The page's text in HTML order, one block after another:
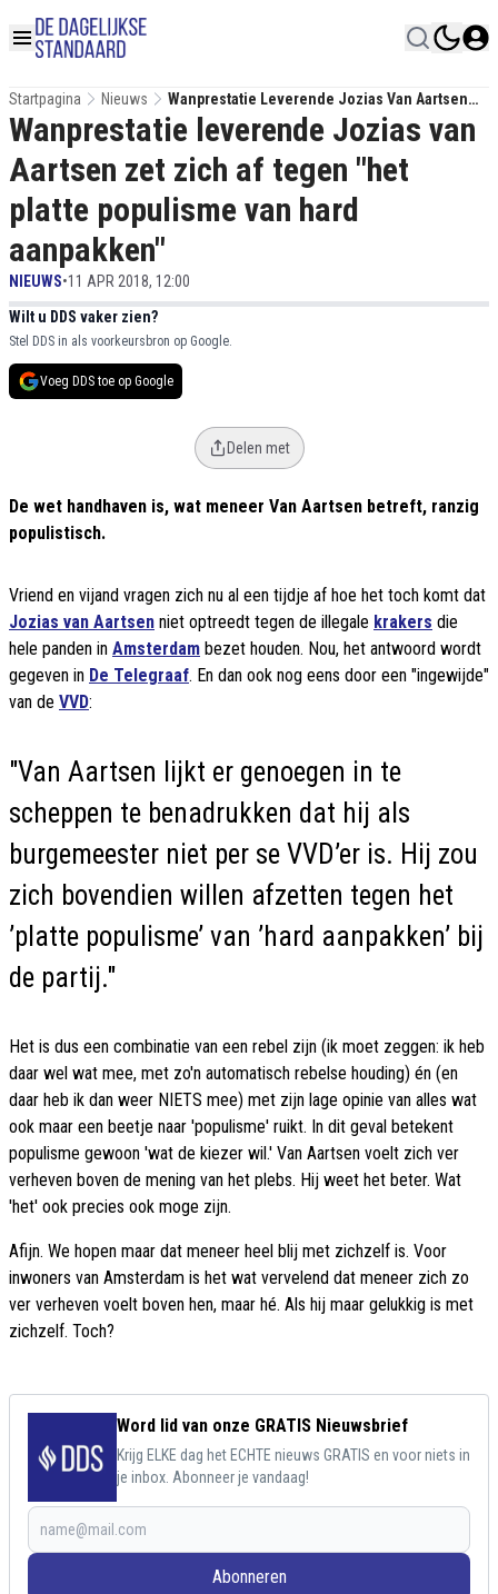
Startpagina Nieuws
Wanprestatie Leverende Jozias Van Aartsen
Zet Zich Af Tegen "het Platte Populisme Van
Hard Aanpakken"
Wanprestatie leverende Jozias van
Aartsen zet zich af tegen "het
platte populisme van hard
aanpakken"
NIEUWS•11 APR 2018, 12:00
Wilt u DDS vaker zien?
Stel DDS in als voorkeursbron op Google.
Voeg DDS toe op Google
Delen met
De wet handhaven is, wat meneer Van Aartsen betreft, ranzig
populistisch.
Vriend en vijand vragen zich nu al een tijdje af hoe het toch komt dat
Jozias van Aartsen niet optreedt tegen de illegale krakers die
hele panden in Amsterdam bezet houden. Nou, het antwoord wordt
gegeven in De Telegraaf. En dan ook nog eens door een "ingewijde"
van de VVD:
"Van Aartsen lijkt er genoegen in te
scheppen te benadrukken dat hij als
burgemeester niet per se VVD’er is. Hij zou
zich bovendien willen afzetten tegen het
’platte populisme’ van ’hard aanpakken’ bij
de partij."
Het is dus een combinatie van een rebel zijn (ik moet zeggen: ik heb
daar wel wat mee, met zo'n automatisch rebelse houding) én (en
daar heb ik dan weer NIETS mee) met zijn lage opinie van alles wat
ook maar een beetje naar 'populisme' ruikt. In dit geval betekent
populisme gewoon 'wat de kiezer wil.' Van Aartsen voelt zich ver
verheven boven de mening van het plebs. Hij weet het beter. Wat
'het' ook precies ook moge zijn.
Afijn. We hopen maar dat meneer heel blij met zichzelf is. Voor
inwoners van Amsterdam is het wat vervelend dat meneer zich zo
ver verheven voelt boven hen, maar hé. Als hij maar gelukkig is met
zichzelf. Toch?
Word lid van onze GRATIS Nieuwsbrief
Krijg ELKE dag het ECHTE nieuws GRATIS en voor niets in
je inbox. Abonneer je vandaag!
Abonneren